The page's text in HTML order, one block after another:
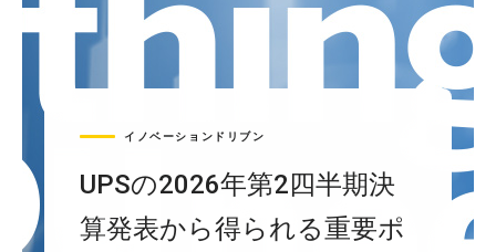
イノベーションドリブン
UPSの2026年第2四半期決
算発表から得られる重要ポ